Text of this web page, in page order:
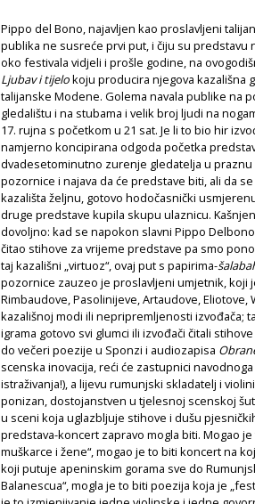
Pippo del Bono, najavljen kao proslavljeni
publika ne susreće prvi put, i čiju su predstavu
oko festivala vidjeli i prošle godine, na
Ljubav i tijelokoju producira njegova kazališna
talijanske Modene. Golema navala publike na
gledalištu i na stubama i velik broj ljudi na
17. rujna s početkom u 21 sat. Je li to bio hir
namjerno koncipirana odgoda početka
dvadesetominutno zurenje gledatelja u
pozornice i najava da će predstave biti, ali da
kazališta željnu, gotovo hodočasnički
druge predstave kupila skupu ulaznicu.
dovoljno: kad se napokon slavni Pippo
čitao stihove za vrijeme predstave pa smo
taj kazališni „virtuoz“, ovaj put s papirima-
pozornice zauzeo je proslavljeni umjetnik, koji
Rimbaudove, Pasolinijeve, Artaudove,
kazališnoj modi ili nepripremljenosti izvođača;
igrama gotovo svi glumci ili izvođači čitali
do večeri poezije u Sponzi i audiozapisa
scenska inovacija, reći će zastupnici
istraživanja!), a lijevu rumunjski skladatelj i
ponizan, dostojanstven u tjelesnoj scenskoj
u sceni koja uglazbljuje stihove i dušu
predstava-koncert zapravo mogla biti. Mogao
muškarce i žene“, mogao je to biti koncert na
koji putuje apeninskim gorama sve do
Balanescua“, mogla je to biti poezija koja je